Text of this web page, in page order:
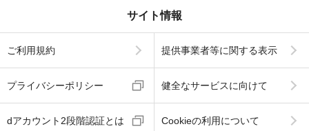
サイト情報
ご利用規約 提供事業者等に関する表示
プライバシーポリシー 健全なサービスに向けて
dアカウント2段階認証とは Cookieの利用について